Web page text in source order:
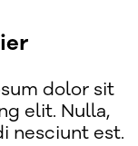
dolor sit
elit. Nulla,
nesciunt est.